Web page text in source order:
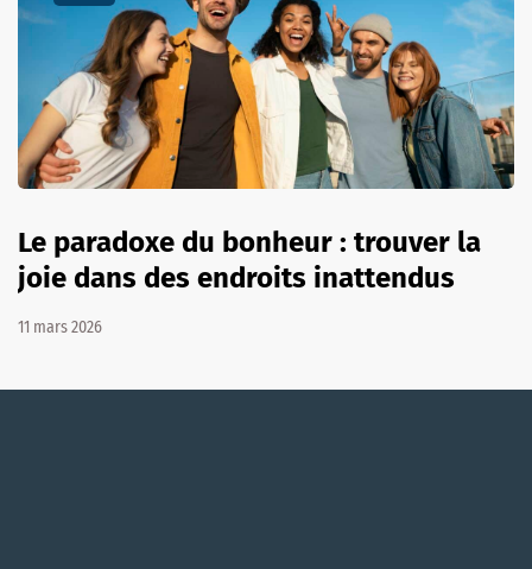
Le paradoxe du bonheur : trouver la
joie dans des endroits inattendus
11 mars 2026